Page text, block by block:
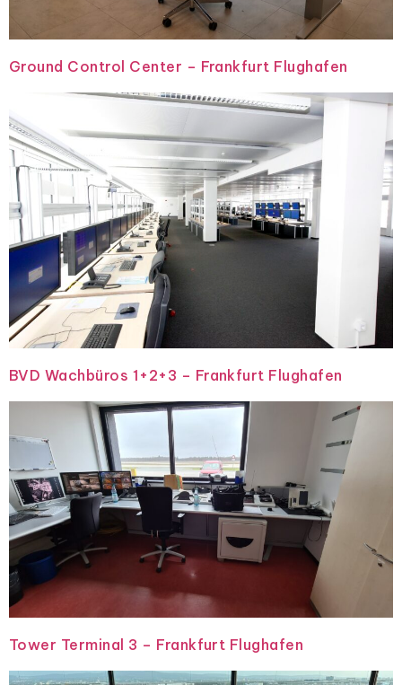
Ground Control Center – Frankfurt Flughafen
BVD Wachbüros 1+2+3 – Frankfurt Flughafen
Tower Terminal 3 – Frankfurt Flughafen